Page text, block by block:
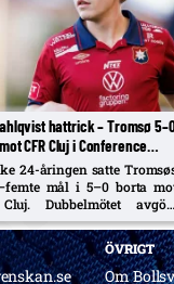
hattrick – Tromsø
CFR Cluj i Conference
kvalet
24-åringen satte
mål i 5–0 borta
Dubbelmötet avgörs
vecka; playoff till
ÖVRIGT
Om